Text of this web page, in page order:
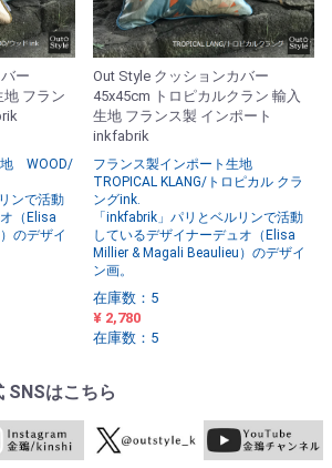
ー
地 フラン
地 WOOD/
ンで活動
（Elisa
のデザイ
Out Style クッションカバー
45x45cm トロピカルクラン 輸入
生地 フランス製 インポート
inkfabrik
フランス製インポート生地
TROPICAL KLANG/トロピカル クラ
ングink.
「inkfabrik」パリとベルリンで活動
しているデザイナーデュオ（Elisa
Millier & Magali Beaulieu）のデザイ
ン画。
在庫数：5
¥ 2,780
在庫数：5
SNSはこちら